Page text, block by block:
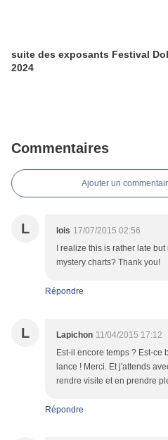
suite des exposants Festival
2024
Commentaires
Ajouter un
L lois 17/07/2015 02:56
I realize this is rather late
mystery charts? Thank you!
Répondre
L Lapichon 11/04/2015 17:12
Est-il encore temps ? Est-ce
lance ! Merci. Et j'attends
rendre visite et en prendre
Répondre